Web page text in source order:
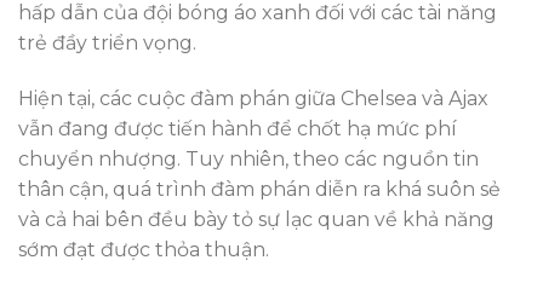
hấp dẫn của đội bóng áo xanh đối với các tài năng
trẻ đầy triển vọng.
Hiện tại, các cuộc đàm phán giữa Chelsea và Ajax
vẫn đang được tiến hành để chốt hạ mức phí
chuyển nhượng. Tuy nhiên, theo các nguồn tin
thân cận, quá trình đàm phán diễn ra khá suôn sẻ
và cả hai bên đều bày tỏ sự lạc quan về khả năng
sớm đạt được thỏa thuận.